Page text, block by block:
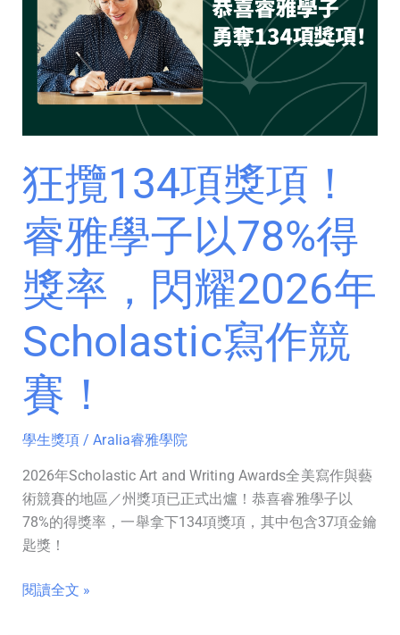
狂攬134項獎項！
睿雅學子以78%得
獎率，閃耀2026年
Scholastic寫作競
賽！
學生獎項 /Aralia睿雅學院
2026年Scholastic Art and Writing Awards全美寫作與藝
術競賽的地區／州獎項已正式出爐！恭喜睿雅學子以
78%的得獎率，一舉拿下134項獎項，其中包含37項金鑰
匙獎！
項！
以
78%
得
率，
閃
耀
2026
年
Scholastic
寫
作
競
賽！
閱讀全文 »